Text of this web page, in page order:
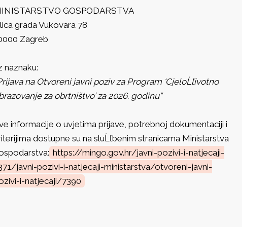
GOSPODARSTVA
grada Vukovara 78
Zagreb
naznaku:
na Otvoreni javni poziv za Program ‘CjeloĹľivotno
za obrtništvo’ za 2026. godinu“
informacije o uvjetima prijave, potrebnoj dokumentaciji i
dostupne su na sluĹľbenim stranicama Ministarstva
https://mingo.gov.hr/javni-pozivi-i-natjecaji-
javni-pozivi-i-natjecaji-ministarstva/otvoreni-javni-
i-natjecaji/7390